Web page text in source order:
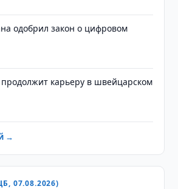
одобрил закон о цифровом
карьеру в швейцарском
→
07.08.2026)